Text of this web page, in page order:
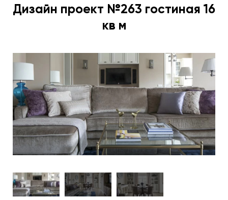
Дизайн проект №263 гостиная 16
кв м